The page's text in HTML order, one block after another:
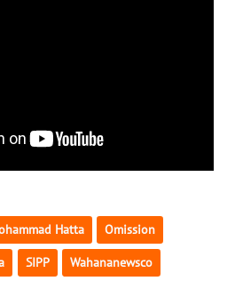
Hatta Omission
SIPP Wahananewsco